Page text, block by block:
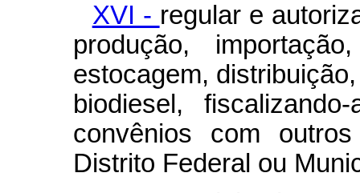
XVI - regular e
produção,
estocagem,
biodiesel,
convênios com
Distrito Federal ou